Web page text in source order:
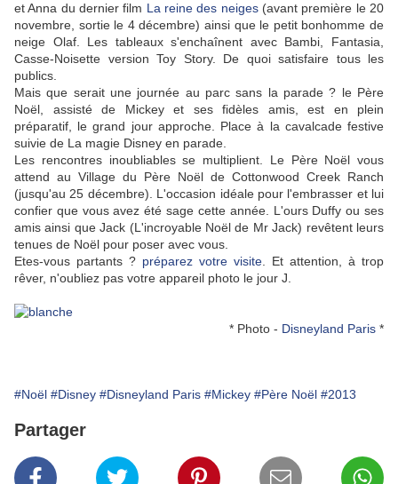
et Anna du dernier film La reine des neiges(avant première le 20
novembre, sortie le 4 décembre) ainsi que le petit bonhomme de
neige Olaf. Les tableaux s'enchaînent avec Bambi, Fantasia,
Casse-Noisette version Toy Story. De quoi satisfaire tous les
publics.
Mais que serait une journée au parc sans la parade ? le Père
Noël, assisté de Mickey et ses fidèles amis, est en plein
préparatif, le grand jour approche. Place à la cavalcade festive
suivie de La magie Disney en parade.
Les rencontres inoubliables se multiplient. Le Père Noël vous
attend au Village du Père Noël de Cottonwood Creek Ranch
(jusqu'au 25 décembre). L'occasion idéale pour l'embrasser et lui
confier que vous avez été sage cette année. L'ours Duffy ou ses
amis ainsi que Jack (L'incroyable Noël de Mr Jack) revêtent leurs
tenues de Noël pour poser avec vous.
Etes-vous partants ? préparez votre visite . Et attention, à trop
rêver, n'oubliez pas votre appareil photo le jour J.
* Photo - Disneyland Paris *
#Noël #Disney #Disneyland Paris #Mickey #Père Noël #2013
Partager